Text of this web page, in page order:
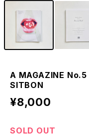
A MAGAZINE No.5
SITBON
¥8,000
SOLD OUT